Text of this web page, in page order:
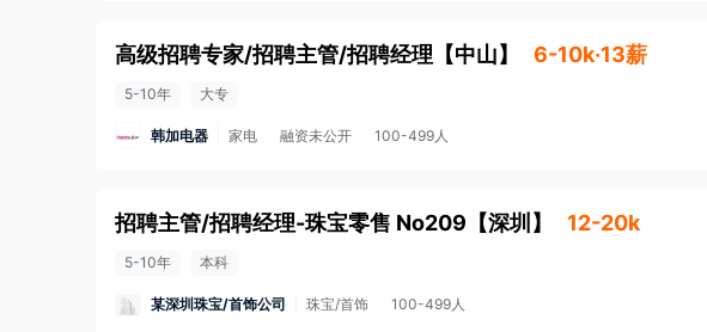
高级招聘专家/招聘主管/招聘经理 【中山】 6-10k·13薪
5-10年 大专
韩加电器 家电 融资未公开 100-499人
招聘主管/招聘经理-珠宝零售 No209 【深圳 】 12-20k
5-10年 本科
某深圳珠宝/首饰公司 珠宝/首饰 100-499人